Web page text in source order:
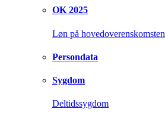
OK 2025
Løn på hovedoverenskomsten
Persondata
Sygdom
Deltidssygdom